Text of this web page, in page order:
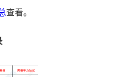
查看。